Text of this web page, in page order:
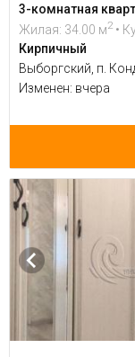
3-комнатная
Жилая: 34.00 м2 •
Кирпичный
Выборгский, п.
Изменен: вчера